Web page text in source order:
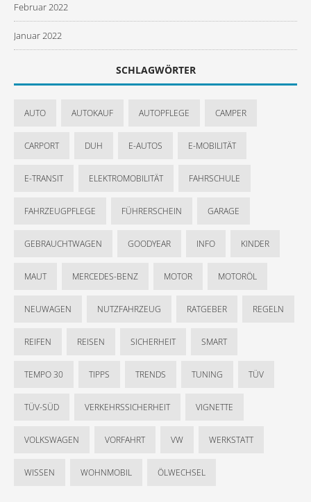
Februar 2022
Januar 2022
SCHLAGWÖRTER
AUTO AUTOKAUF AUTOPFLEGE CAMPER
CARPORT DUH E-AUTOS E-MOBILITÄT
E-TRANSIT ELEKTROMOBILITÄT FAHRSCHULE
FAHRZEUGPFLEGE FÜHRERSCHEIN GARAGE
GEBRAUCHTWAGEN GOODYEAR INFO KINDER
MAUT MERCEDES-BENZ MOTOR MOTORÖL
NEUWAGEN NUTZFAHRZEUG RATGEBER REGELN
REIFEN REISEN SICHERHEIT SMART
TEMPO 30 TIPPS TRENDS TUNING TÜV
TÜV-SÜD VERKEHRSSICHERHEIT VIGNETTE
VOLKSWAGEN VORFAHRT VW WERKSTATT
WISSEN WOHNMOBIL ÖLWECHSEL